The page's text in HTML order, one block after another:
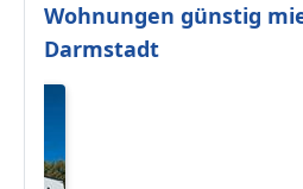
Wohnungen günstig
Darmstadt